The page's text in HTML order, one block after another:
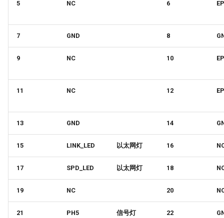
5 NC 6
7 GND 8
9 NC 10
11 NC 12
13 GND 14
15 LINK_LED 以太网灯 16
17 SPD_LED 以太网灯 18
19 NC 20
21 PH5
信号灯
22